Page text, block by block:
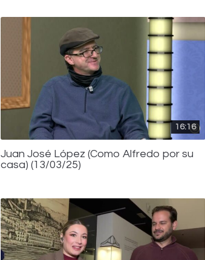
16:16
Juan José López (Como Alfredo por su
casa) (13/03/25)